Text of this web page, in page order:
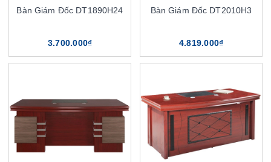
Bàn Giám Đốc DT1890H24
3.700.000₫
Bàn Giám Đốc DT2010H3
4.819.000₫